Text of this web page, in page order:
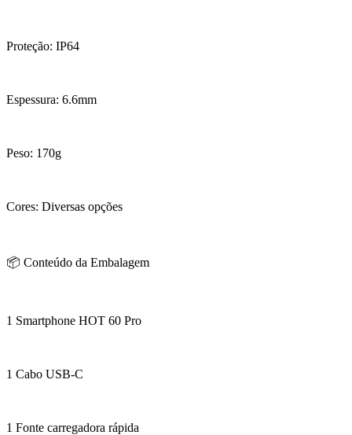
Proteção: IP64
Espessura: 6.6mm
Peso: 170g
Cores: Diversas opções
📦 Conteúdo da Embalagem
1 Smartphone HOT 60 Pro
1 Cabo USB-C
1 Fonte carregadora rápida